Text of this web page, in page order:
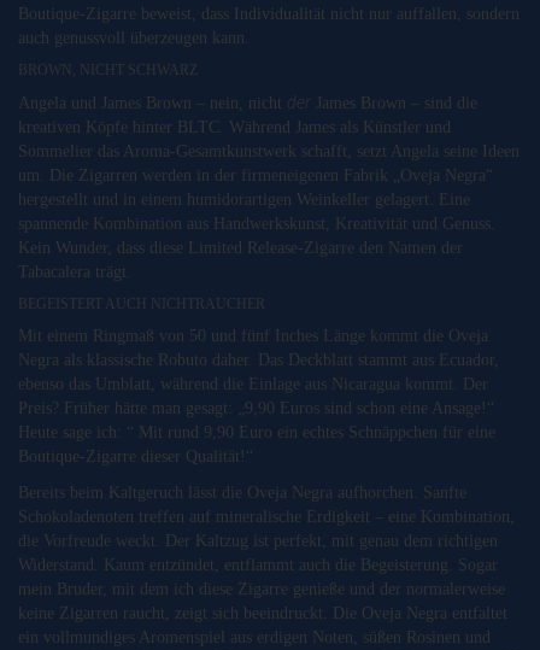
Boutique-Zigarre beweist, dass Individualität nicht nur auffallen, sondern
auch genussvoll überzeugen kann.
BROWN, NICHT SCHWARZ
Angela und James Brown – nein, nicht der James Brown – sind die
kreativen Köpfe hinter BLTC. Während James als Künstler und
Sommelier das Aroma-Gesamtkunstwerk schafft, setzt Angela seine Ideen
um. Die Zigarren werden in der firmeneigenen Fabrik „Oveja Negra“
hergestellt und in einem humidorartigen Weinkeller gelagert. Eine
spannende Kombination aus Handwerkskunst, Kreativität und Genuss.
Kein Wunder, dass diese Limited Release-Zigarre den Namen der
Tabacalera trägt.
BEGEISTERT AUCH NICHTRAUCHER
Mit einem Ringmaß von 50 und fünf Inches Länge kommt die Oveja
Negra als klassische Robuto daher. Das Deckblatt stammt aus Ecuador,
ebenso das Umblatt, während die Einlage aus Nicaragua kommt. Der
Preis? Früher hätte man gesagt: „9,90 Euros sind schon eine Ansage!“
Heute sage ich: “ Mit rund 9,90 Euro ein echtes Schnäppchen für eine
Boutique-Zigarre dieser Qualität!“
Bereits beim Kaltgeruch lässt die Oveja Negra aufhorchen. Sanfte
Schokoladenoten treffen auf mineralische Erdigkeit – eine Kombination,
die Vorfreude weckt. Der Kaltzug ist perfekt, mit genau dem richtigen
Widerstand. Kaum entzündet, entflammt auch die Begeisterung. Sogar
mein Bruder, mit dem ich diese Zigarre genieße und der normalerweise
keine Zigarren raucht, zeigt sich beeindruckt. Die Oveja Negra entfaltet
ein vollmundiges Aromenspiel aus erdigen Noten, süßen Rosinen und